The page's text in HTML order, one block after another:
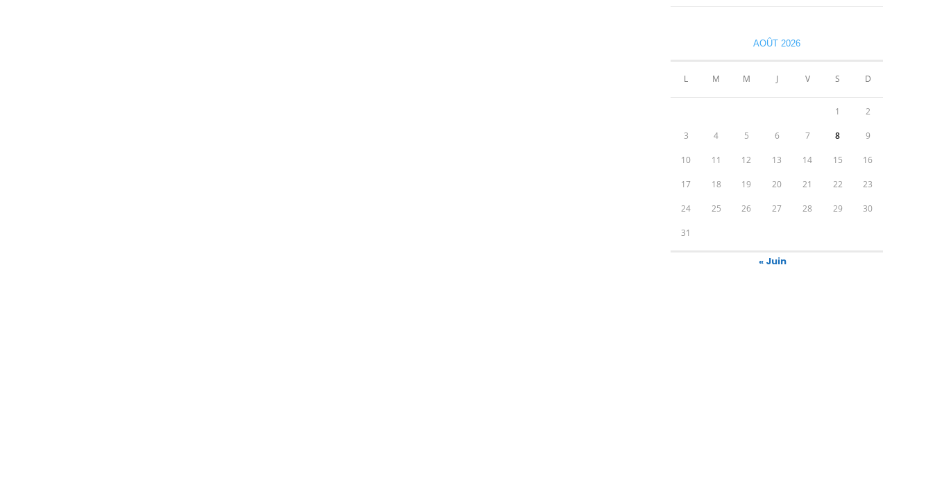
AOÛT 2026
L M M J V S D
1 2
3 4 5 6 7 8 9
10 11 12 13 14 15 16
17 18 19 20 21 22 23
24 25 26 27 28 29 30
31
« Juin